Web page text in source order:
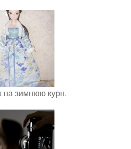
на зимнюю курн.